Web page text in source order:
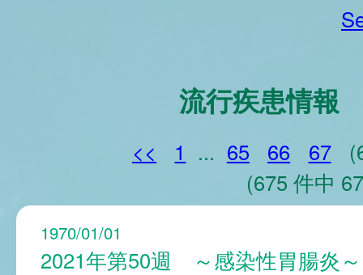
流行疾患情報
<< 1 ... 65 66 67
(675 件中
1970/01/01
2021年第50週 ～感染性胃腸炎～